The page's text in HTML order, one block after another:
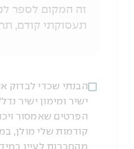
הבנתי שכדי לבדוק
ישיר ומימון ישיר
הפרטים שאמסור
קודמות שלי מולן,
מהחברות לעיין